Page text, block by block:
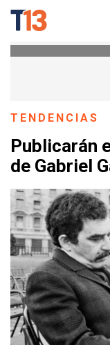
TENDENCIAS
Publicarán
de Gabriel